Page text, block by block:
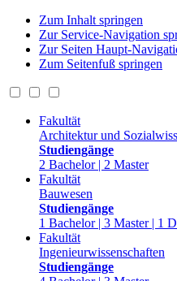
Zum Inhalt springen
Zur Service-Navigation
Zur Seiten Haupt-
Zum Seitenfuß springen
Fakultät
Architektur und
Studiengänge
2 Bachelor | 2 Master
Fakultät
Bauwesen
Studiengänge
1 Bachelor | 3 Master | 1
Fakultät
Ingenieurwissenschaften
Studiengänge